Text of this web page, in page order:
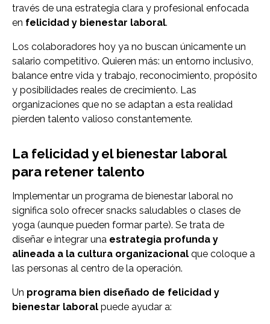
través de una estrategia clara y profesional enfocada
en felicidad y bienestar laboral.
Los colaboradores hoy ya no buscan únicamente un
salario competitivo. Quieren más: un entorno inclusivo,
balance entre vida y trabajo, reconocimiento, propósito
y posibilidades reales de crecimiento. Las
organizaciones que no se adaptan a esta realidad
pierden talento valioso constantemente.
La felicidad y el bienestar laboral
para retener talento
Implementar un programa de bienestar laboral no
significa solo ofrecer snacks saludables o clases de
yoga (aunque pueden formar parte). Se trata de
diseñar e integrar una estrategia profunda y
alineada a la cultura organizacional que coloque a
las personas al centro de la operación.
Un programa bien diseñado de felicidad y
bienestar laboral puede ayudar a: